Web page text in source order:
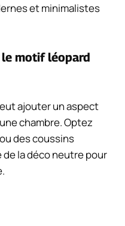
et minimalistes
motif léopard
ajouter un aspect
chambre. Optez
des coussins
la déco neutre pour